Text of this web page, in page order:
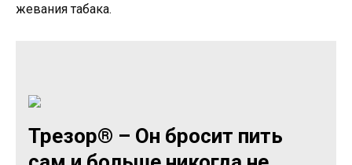
жевания табака.
Трезор® – Он бросит пить